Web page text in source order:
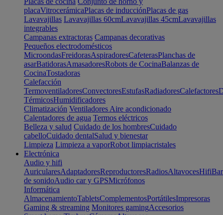
placaVitrocerámicaPlacas de inducciónPlacas de gas
Lavavajillas Lavavajillas 60cmLavavajillas 45cmLavavajillas
integrables
Campanas extractoras Campanas decorativas
Pequeños electrodomésticos
MicroondasFreidorasAspiradoresCafeterasPlanchas de
asarBatidorasAmasadoresRobots de CocinaBalanzas de
CocinaTostadoras
Calefacción
TermoventiladoresConvectoresEstufasRadiadoresCalefactores
TérmicosHumidificadores
Climatización Ventiladores Aire acondicionado
Calentadores de agua Termos eléctricos
Belleza y salud Cuidado de los hombresCuidado
cabelloCuidado dentalSalud y bienestar
Limpieza Limpieza a vaporRobot limpiacristales
Electrónica
Audio y hifi
AuricularesAdaptadoresReproductoresRadiosAltavocesHifi
de sonidoAudio car y GPSMicrófonos
Informática
AlmacenamientoTabletsComplementosPortátilesImpresoras
Gaming & streaming Monitores gamingAccesorios